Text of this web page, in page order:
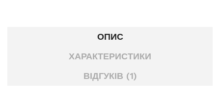
ОПИС
ХАРАКТЕРИСТИКИ
ВІДГУКІВ (1)